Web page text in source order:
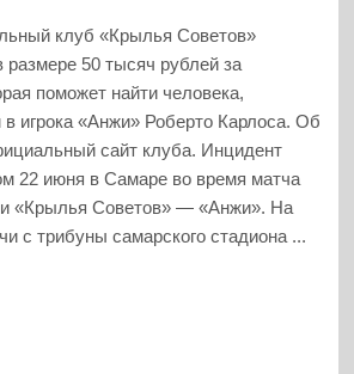
клуб «Крылья Советов»
размере 50 тысяч рублей за
поможет найти человека,
в игрока «Анжи» Роберто Карлоса. Об
сайт клуба. Инцидент
22 июня в Самаре во время матча
«Крылья Советов» — «Анжи». На
с трибуны самарского стадиона ...